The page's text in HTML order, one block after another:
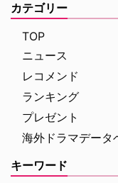
カテゴリー
TOP
ニュース
レコメンド
ランキング
プレゼント
海外ドラマデータ
キーワード